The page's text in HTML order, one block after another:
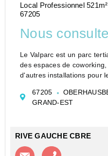
Local Professionnel
67205
Nous
Le Valparc est un parc
des espaces de
d'autres installations pour
environnement de travail
67205
GRAND-EST
RIVE GAUCHE CBRE
Contacter l'agence